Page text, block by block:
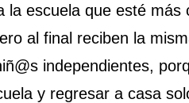
la escuela que esté
al final reciben la
independientes,
y regresar a casa